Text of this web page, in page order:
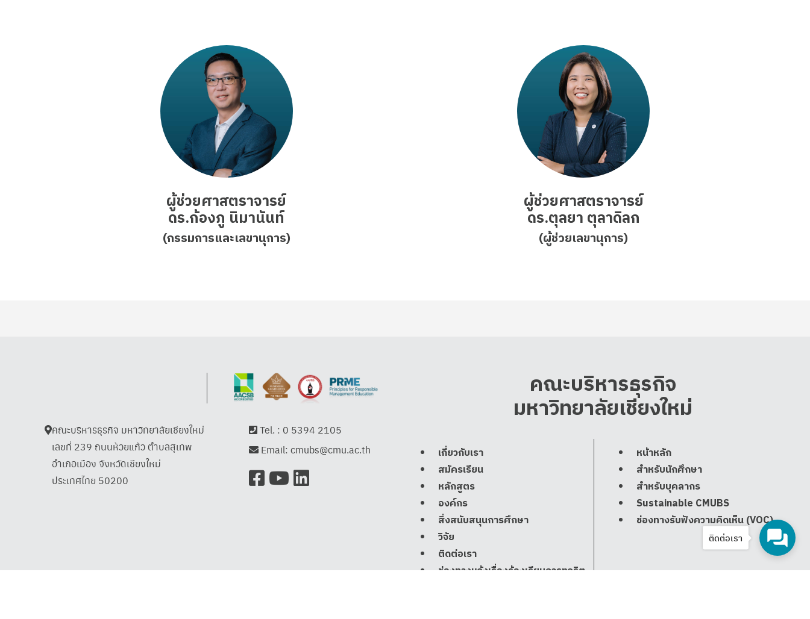
ผู้ช่วยศาสตราจารย์
ดร.ก้องภู นิมานันท์
(กรรมการและเลขานุการ)
ผู้ช่วยศาสตราจารย์
ดร.ตุลยา ตุลาดิลก
(ผู้ช่วยเลขานุการ)
คณะบริหารธุรกิจ มหาวิทยาลัยเชียงใหม่
เลขที่ 239 ถนนห้วยแก้ว ตำบลสุเทพ
อำเภอเมือง จังหวัดเชียงใหม่
ประเทศไทย 50200
Tel. : 0 5394 2105
Email:cmubs@cmu.ac.th
คณะบริหารธุรกิจ
มหาวิทยาลัยเชียงใหม่
เกี่ยวกับเรา
สมัครเรียน
หลักสูตร
องค์กร
สิ่งสนับสนุนการศึกษา
วิจัย
ติดต่อเรา
ช่องทางแจ้งเรื่องร้องเรียนการทุจริต
หน้าหลัก
สำหรับนักศึกษา
สำหรับบุคลากร
Sustainable CMUBS
ช่องทางรับฟังความคิดเห็น (VOC)
ติดต่อเรา